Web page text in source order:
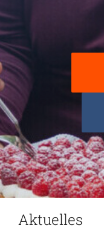
Aktuelles